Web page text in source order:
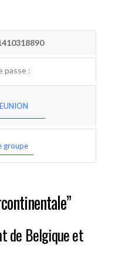
passe :
groupe
de Belgique et